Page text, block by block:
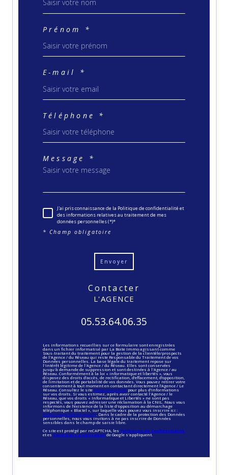
Prénom *
E-mail *
Téléphone *
Message *
J'ai pris connaissance de la Politique de confidentialité et
des informations relatives au traitement de mes
données personnelles (*)*
* Champ obligatoire
Envoyer
contacter
L'AGENCE
05.53.64.06.35
Les informations recueillies sur ce formulaire sont enregistrées
dans un fichier informatisé par La Boite Immo agissant comme
Sous-traitant du traitement pour la gestion de la clientèle/prospects
de l'Agence / du Réseau qui reste Responsable du Traitement de vos
Données personnelles. La base légale du traitement repose sur
l'intérêt légitime de l'Agence / du Réseau. Elles sont conservées
jusqu'à demande de suppression et sont destinées à l'Agence / au
Réseau. Conformément à la loi « informatique et libertés », vous
disposez des droits d’accès, de rectification, d’effacement, d’opposition,
de limitation et de portabilité de vos données. Vous pouvez retirer votre
consentement à tout moment en contactant directement l’Agence / Le
Réseau. Consultez le site https://cnil.fr/fr pour plus d’informations
sur vos droits. Si vous estimez, après avoir contacté l'Agence / le
Réseau, que vos droits « Informatique et Libertés » ne sont pas
respectés, vous pouvez adresser une réclamation à la CNIL. Nous vous
informons de l’existence de la liste d'opposition au démarchage
téléphonique « Bloctel », sur laquelle vous pouvez vous inscrire ici :
https://www.bloctel.gouv.fr. Dans le cadre de la protection des Données
personnelles, nous vous invitons à ne pas inscrire de Données
sensibles dans le champ de saisie libre.
Ce site est protégé par reCAPTCHA, les Politiques de Confidentialité
et es Conditions d'utilisation de Google s'appliquent.